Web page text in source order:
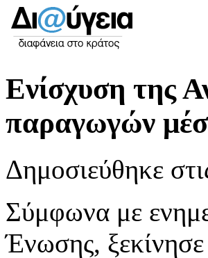
Ενίσχυση της
παραγωγών
Δημοσιεύθηκε
Σύμφωνα με
Ένωσης,